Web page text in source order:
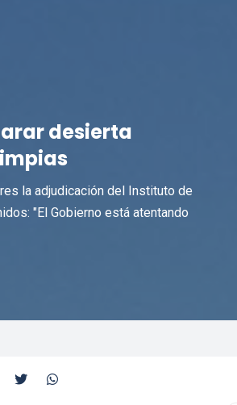
desierta
la adjudicación del Instituto de
"El Gobierno está atentando